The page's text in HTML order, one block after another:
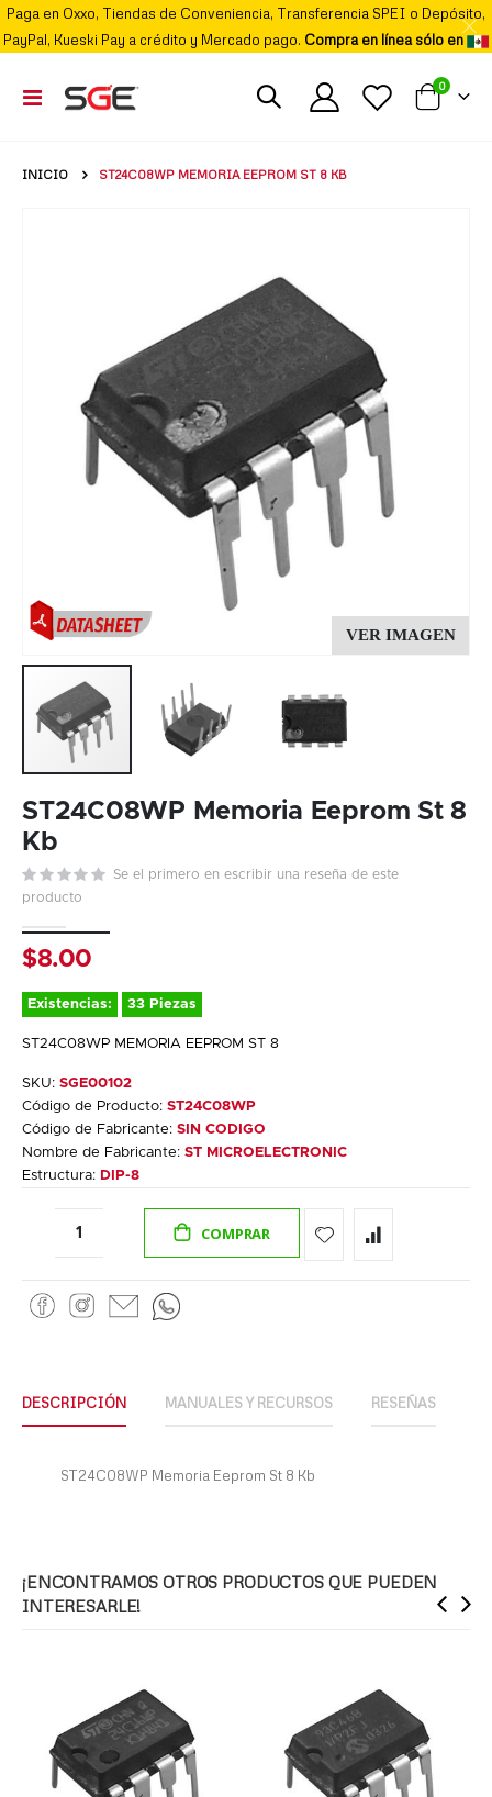
Paga en Oxxo, Tiendas de Conveniencia, Transferencia SPEI o Depósito,
PayPal, Kueski Pay a crédito y Mercado pago. Compra en línea sólo en
Cambiar
Nav
Mi carrito
0
INICIO ST24C08WP MEMORIA EEPROM ST 8 KB
to
the
beginning
of
the
images
gallery
ST24C08WP Memoria Eeprom St 8
Kb
Se el primero en escribir una reseña de este
producto
$8.00
Existencias: 33 Piezas
ST24C08WP MEMORIA EEPROM ST 8
SKU: SGE00102
Código de Producto: ST24C08WP
Código de Fabricante: SIN CODIGO
Nombre de Fabricante: ST MICROELECTRONIC
Estructura: DIP-8
COMPRAR
DESCRIPCIÓN MANUALES Y RECURSOS RESEÑAS
ST24C08WP Memoria Eeprom St 8 Kb
¡ENCONTRAMOS OTROS PRODUCTOS QUE PUEDEN
INTERESARLE!